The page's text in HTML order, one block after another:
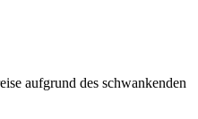
aufgrund des schwankenden